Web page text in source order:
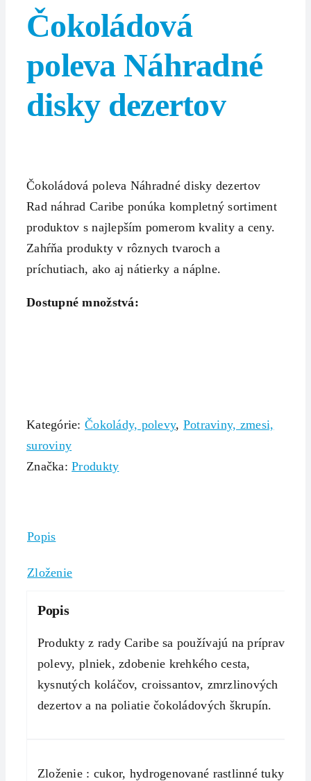
Čokoládová
poleva Náhradné
disky dezertov
Čokoládová poleva Náhradné disky dezertov
Rad náhrad Caribe ponúka kompletný sortiment
produktov s najlepším pomerom kvality a ceny.
Zahŕňa produkty v rôznych tvaroch a
príchutiach, ako aj nátierky a náplne.
Dostupné množstvá:
Kategórie: Čokolády, polevy, Potraviny, zmesi,
suroviny
Značka:Produkty
Popis
Zloženie
Popis
Produkty z rady Caribe sa používajú na prípravu
polevy, plniek, zdobenie krehkého cesta,
kysnutých koláčov, croissantov, zmrzlinových
dezertov a na poliatie čokoládových škrupín.
Zloženie : cukor, hydrogenované rastlinné tuky